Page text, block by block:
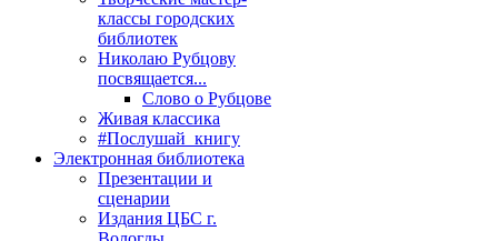
классы городских
библиотек
Николаю Рубцову
посвящается...
Слово о Рубцове
Живая классика
#Послушай_книгу
Электронная библиотека
Презентации и
сценарии
Издания ЦБС г.